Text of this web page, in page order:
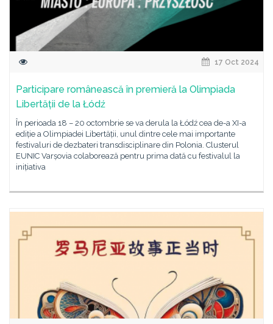
17 Oct 2024
Participare românească în premieră la Olimpiada
Libertății de la Łódź
În perioada 18 – 20 octombrie se va derula la Łódź cea de-a XI-a
ediție a Olimpiadei Libertății, unul dintre cele mai importante
festivaluri de dezbateri transdisciplinare din Polonia. Clusterul
EUNIC Varșovia colaborează pentru prima dată cu festivalul la
inițiativa